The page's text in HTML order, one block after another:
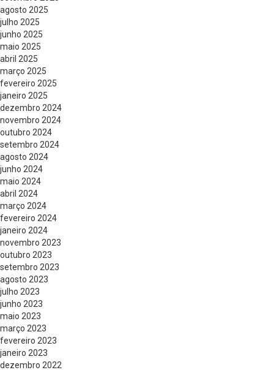
agosto 2025
julho 2025
junho 2025
maio 2025
abril 2025
março 2025
fevereiro 2025
janeiro 2025
dezembro 2024
novembro 2024
outubro 2024
setembro 2024
agosto 2024
junho 2024
maio 2024
abril 2024
março 2024
fevereiro 2024
janeiro 2024
novembro 2023
outubro 2023
setembro 2023
agosto 2023
julho 2023
junho 2023
maio 2023
março 2023
fevereiro 2023
janeiro 2023
dezembro 2022